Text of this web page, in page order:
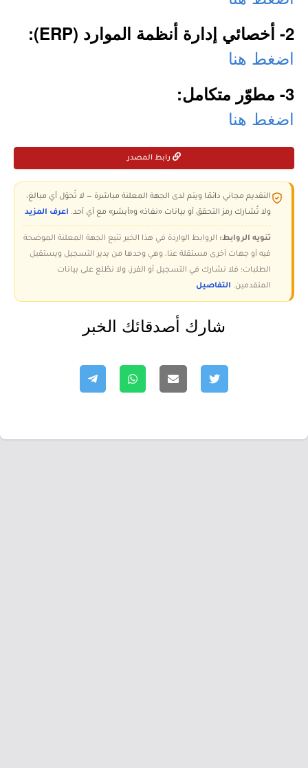
2- أخصائي إدارة أنظمة الموارد (ERP):
اضغط هنا
3- مطوّر متكامل:
اضغط هنا
رابط المصدر
التقديم مجاني دائمًا ويتم لدى الجهة المعلنة مباشرة — لا تُحوّل أي مبالغ،
ولا تُشارك رمز التحقق أو بيانات «نفاذ» و«أبشر» مع أي أحد. اعرف المزيد
تنويه الروابط: الروابط الواردة في هذا الخبر تتبع الجهة المعلنة الموضحة
فيه أو جهات أخرى مستقلة عنا، وهي وحدها من يدير التسجيل ويستقبل
الطلبات؛ فلا نشارك في التسجيل أو الفرز، ولا نطّلع على بيانات
المتقدمين. التفاصيل
شارك أصدقائك الخبر